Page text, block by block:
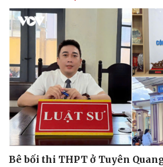
Bê bối thi THPT ở Tuyên